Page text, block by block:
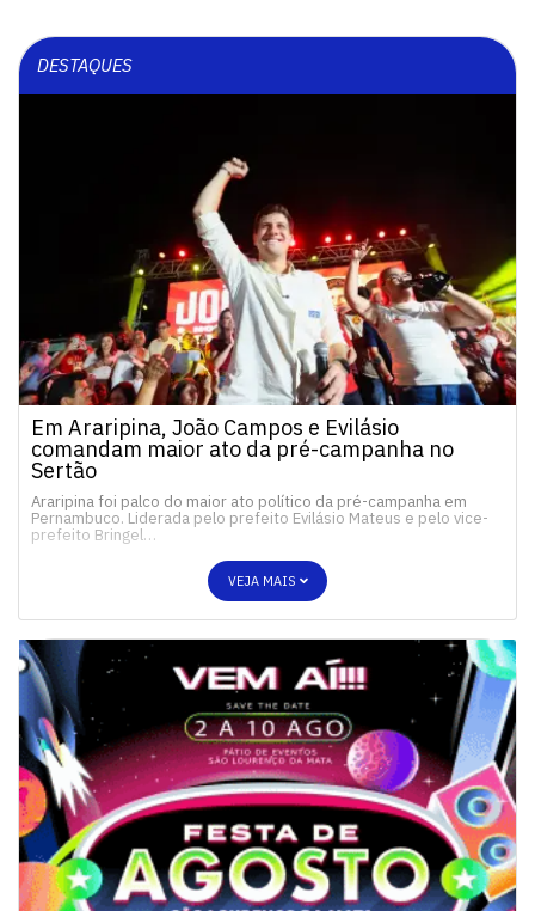
DESTAQUES
Em Araripina, João Campos e Evilásio
comandam maior ato da pré-campanha no
Sertão
Araripina foi palco do maior ato político da pré-campanha em
Pernambuco. Liderada pelo prefeito Evilásio Mateus e pelo vice-
prefeito Bringel…
VEJA MAIS